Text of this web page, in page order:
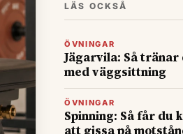
LÄS OCKSÅ
ÖVNINGAR
Jägarvila: Så
med väggsittning
ÖVNINGAR
Spinning: Så får du
att gissa på